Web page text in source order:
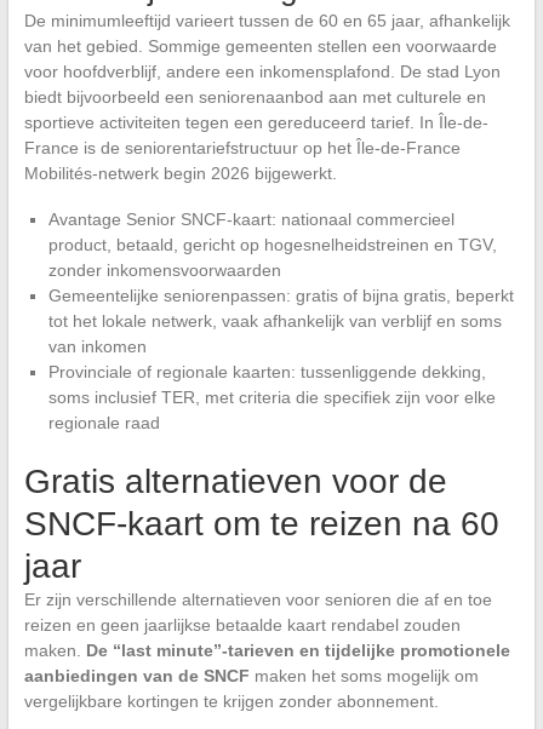
De minimumleeftijd varieert tussen de 60 en 65 jaar, afhankelijk
van het gebied. Sommige gemeenten stellen een voorwaarde
voor hoofdverblijf, andere een inkomensplafond. De stad Lyon
biedt bijvoorbeeld een seniorenaanbod aan met culturele en
sportieve activiteiten tegen een gereduceerd tarief. In Île-de-
France is de seniorentariefstructuur op het Île-de-France
Mobilités-netwerk begin 2026 bijgewerkt.
Avantage Senior SNCF-kaart: nationaal commercieel
product, betaald, gericht op hogesnelheidstreinen en TGV,
zonder inkomensvoorwaarden
Gemeentelijke seniorenpassen: gratis of bijna gratis, beperkt
tot het lokale netwerk, vaak afhankelijk van verblijf en soms
van inkomen
Provinciale of regionale kaarten: tussenliggende dekking,
soms inclusief TER, met criteria die specifiek zijn voor elke
regionale raad
Gratis alternatieven voor de
SNCF-kaart om te reizen na 60
jaar
Er zijn verschillende alternatieven voor senioren die af en toe
reizen en geen jaarlijkse betaalde kaart rendabel zouden
maken. De “last minute”-tarieven en tijdelijke promotionele
aanbiedingen van de SNCF maken het soms mogelijk om
vergelijkbare kortingen te krijgen zonder abonnement.